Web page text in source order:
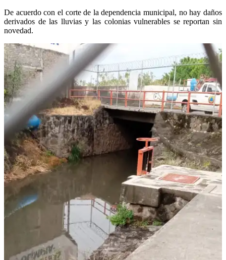
De acuerdo con el corte de la dependencia municipal, no hay daños
derivados de las lluvias y las colonias vulnerables se reportan sin
novedad.